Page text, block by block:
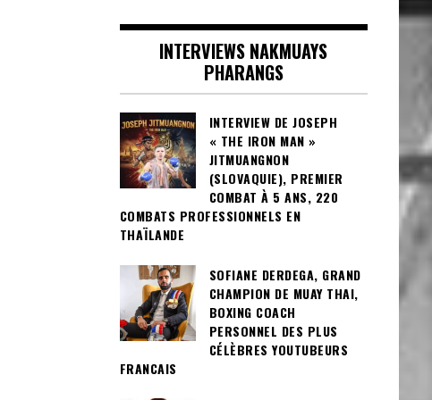
INTERVIEWS NAKMUAYS
PHARANGS
INTERVIEW DE JOSEPH
« THE IRON MAN »
JITMUANGNON
(SLOVAQUIE), PREMIER
COMBAT À 5 ANS, 220
COMBATS PROFESSIONNELS EN
THAÏLANDE
SOFIANE DERDEGA, GRAND
CHAMPION DE MUAY THAI,
BOXING COACH
PERSONNEL DES PLUS
CÉLÈBRES YOUTUBEURS
FRANCAIS